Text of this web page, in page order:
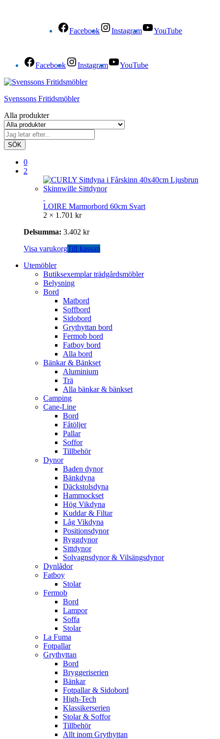
Facebook Instagram YouTube
Facebook Instagram YouTube
Svenssons Fritidsmöbler
Alla produkter
SÖK
0
2
LOIRE Marmorbord 60cm Svart
2 × 1.701 kr
Delsumma: 3.402 kr
Visa varukorgTill kassan
Utemöbler
Butiksexemplar trädgårdsmöbler
Belysning
Bord
Matbord
Soffbord
Sidobord
Grythyttan bord
Fermob bord
Fatboy bord
Alla bord
Bänkar & Bänkset
Aluminium
Trä
Alla bänkar & bänkset
Camping
Cane-Line
Bord
Fåtöljer
Pallar
Soffor
Tillbehör
Dynor
Baden dynor
Bänkdyna
Däckstolsdyna
Hammockset
Hög Vikdyna
Kuddar & Filtar
Låg Vikdyna
Positionsdynor
Ryggdynor
Sittdynor
Solvagnsdynor & Vilsängsdynor
Dynlådor
Fatboy
Stolar
Fermob
Bord
Lampor
Soffa
Stolar
La Fuma
Fotpallar
Grythyttan
Bord
Bryggeriserien
Bänkar
Fotpallar & Sidobord
High-Tech
Klassikerserien
Stolar & Soffor
Tillbehör
Allt inom Grythyttan